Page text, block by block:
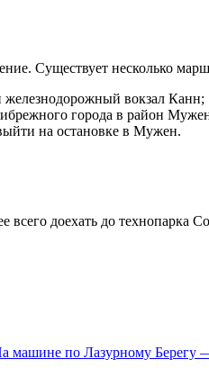
Существует несколько
вокзал Канн;
города в район
на остановке в Мужен.
всего доехать до технопарка
машине по Лазурному